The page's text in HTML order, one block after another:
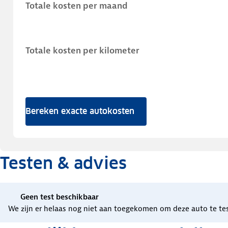
Totale kosten per maand
Totale kosten per kilometer
Bereken exacte autokosten
Testen & advies
Geen test beschikbaar
We zijn er helaas nog niet aan toegekomen om deze auto te